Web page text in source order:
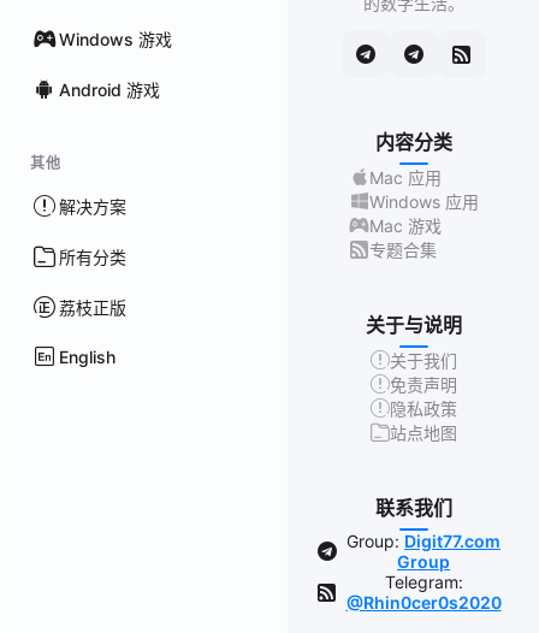
Windows 游戏
Android 游戏
其他
解决方案
所有分类
荔枝正版
English
内容分类
Mac 应用
Windows 应用
Mac 游戏
专题合集
关于与说明
关于我们
免责声明
隐私政策
站点地图
联系我们
Group: Digit77.com
Group
Telegram:
@Rhin0cer0s2020